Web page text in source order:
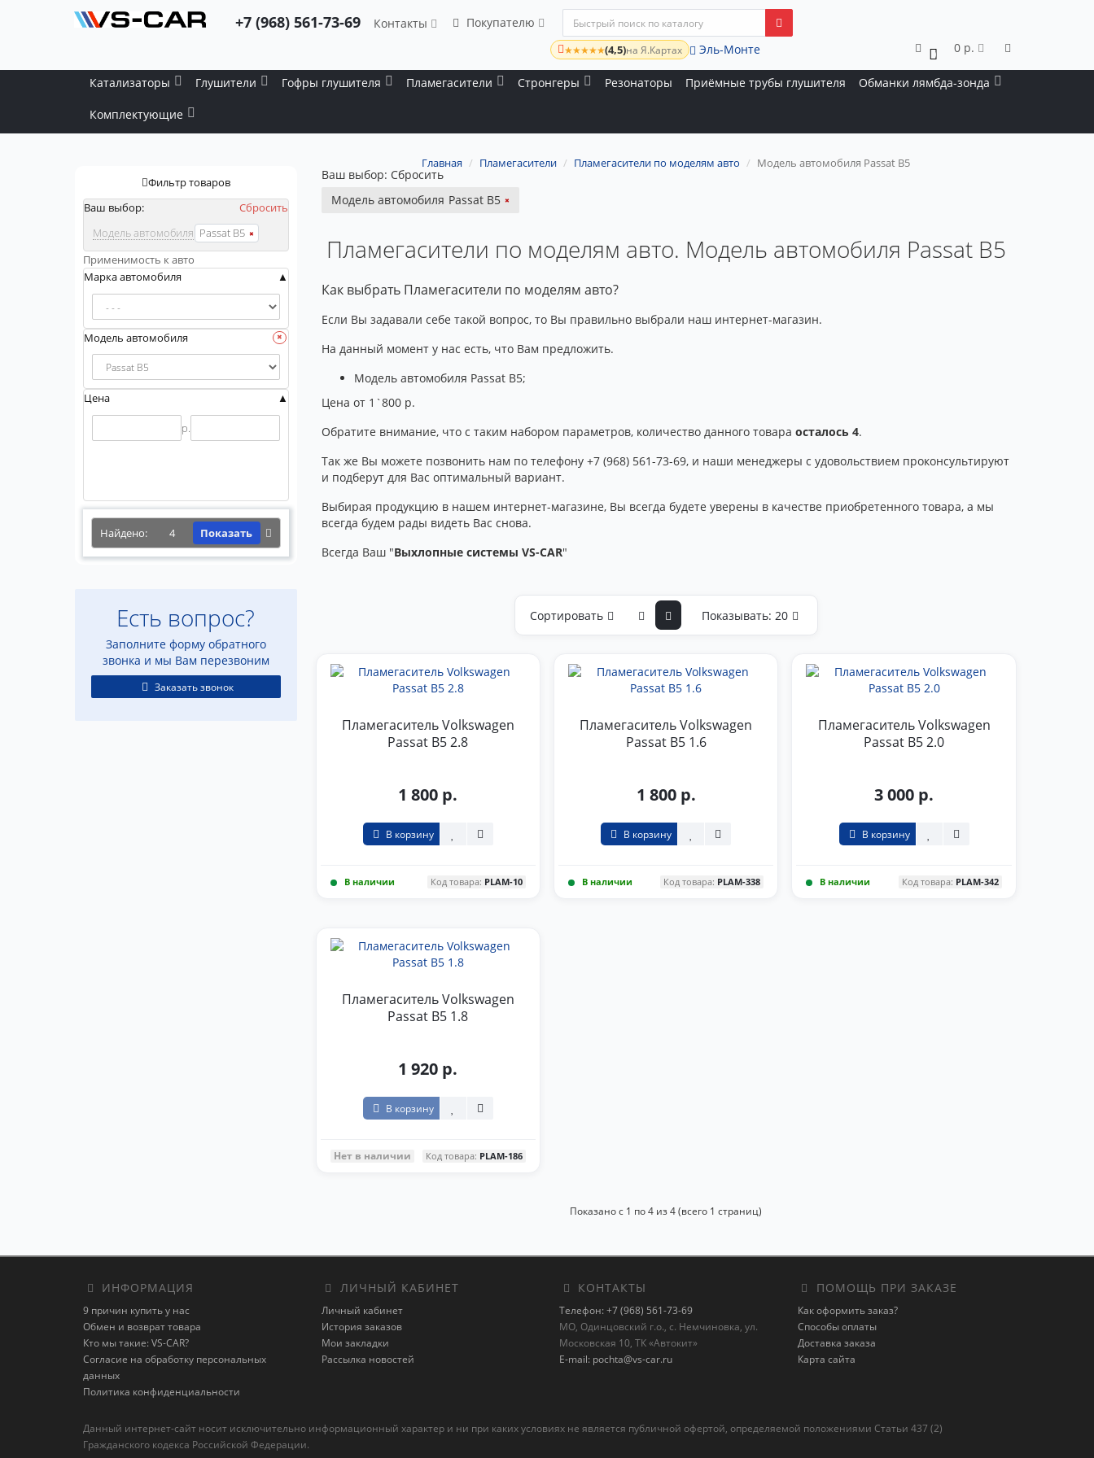
+7 (968) 561-73-69 Контакты Покупателю
★★★★★(4,5)на Я.Картах Эль-Монте 0 0 р.
Катализаторы Глушители Гофры глушителя Пламегасители Стронгеры Резонаторы Приёмные трубы глушителя Обманки лямбда-зонда
Комплектующие
Фильтр товаров
Ваш выбор:
Сбросить
Модель автомобиля Passat B5
Применимость к авто
Марка автомобиля
Модель автомобиля
Цена
р.
Найдено: 4 Показать
Есть вопрос?
Заполните форму обратного
звонка и мы Вам перезвоним
Заказать звонок
Главная Пламегасители Пламегасители по моделям авто Модель автомобиля Passat B5
Ваш выбор: Сбросить
Модель автомобиля Passat B5
Пламегасители по моделям авто. Модель автомобиля Passat B5
Как выбрать Пламегасители по моделям авто?
Если Вы задавали себе такой вопрос, то Вы правильно выбрали наш интернет-магазин.
На данный момент у нас есть, что Вам предложить.
Модель автомобиля Passat B5;
Цена от 1`800 р.
Обратите внимание, что с таким набором параметров, количество данного товара осталось 4.
Так же Вы можете позвонить нам по телефону +7 (968) 561-73-69, и наши менеджеры с удовольствием проконсультируют
и подберут для Вас оптимальный вариант.
Выбирая продукцию в нашем интернет-магазине, Вы всегда будете уверены в качестве приобретенного товара, а мы
всегда будем рады видеть Вас снова.
Всегда Ваш "Выхлопные системы VS-CAR"
Сортировать Показывать: 20
Пламегаситель Volkswagen
Passat B5 2.8
1 800 р.
В корзину
В наличии Код товара: PLAM-10
Пламегаситель Volkswagen
Passat B5 1.6
1 800 р.
В корзину
В наличии Код товара: PLAM-338
Пламегаситель Volkswagen
Passat B5 2.0
3 000 р.
В корзину
В наличии Код товара: PLAM-342
Пламегаситель Volkswagen
Passat B5 1.8
1 920 р.
В корзину
Нет в наличии Код товара: PLAM-186
Показано с 1 по 4 из 4 (всего 1 страниц)
ИНФОРМАЦИЯ
9 причин купить у нас
Обмен и возврат товара
Кто мы такие: VS-CAR?
Согласие на обработку персональных
данных
Политика конфиденциальности
ЛИЧНЫЙ КАБИНЕТ
Личный кабинет
История заказов
Мои закладки
Рассылка новостей
КОНТАКТЫ
Телефон: +7 (968) 561-73-69
МО, Одинцовский г.о., с. Немчиновка, ул.
Московская 10, ТК «Автокит»
E-mail: pochta@vs-car.ru
ПОМОЩЬ ПРИ ЗАКАЗЕ
Как оформить заказ?
Способы оплаты
Доставка заказа
Карта сайта
Данный интернет-сайт носит исключительно информационный характер и ни при каких условиях не является публичной офертой, определяемой положениями Статьи 437 (2)
Гражданского кодекса Российской Федерации.